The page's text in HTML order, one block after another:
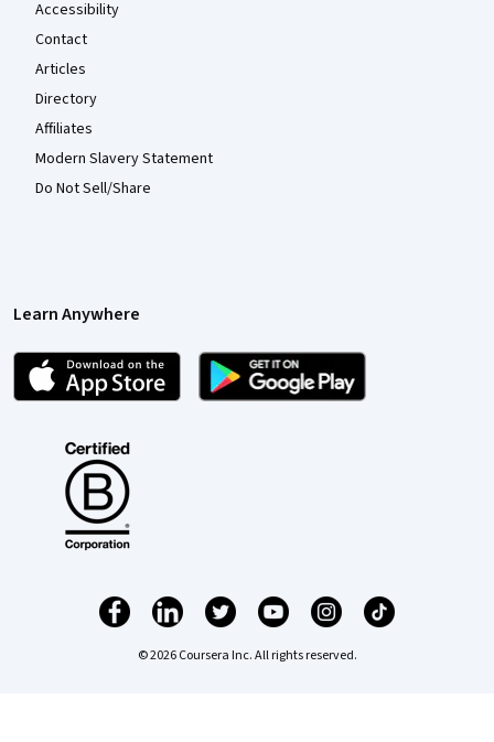
Accessibility
Contact
Articles
Directory
Affiliates
Modern Slavery Statement
Do Not Sell/Share
Learn Anywhere
© 2026 Coursera Inc. All rights reserved.